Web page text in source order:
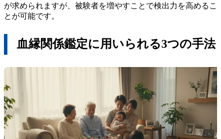
が求められますが、被験者を増やすことで検出力を高めるこ
とが可能です。
血縁関係鑑定に用いられる3つの手法